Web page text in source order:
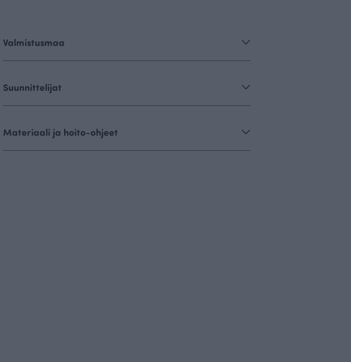
Valmistusmaa
Suunnittelijat
Materiaali ja hoito-ohjeet